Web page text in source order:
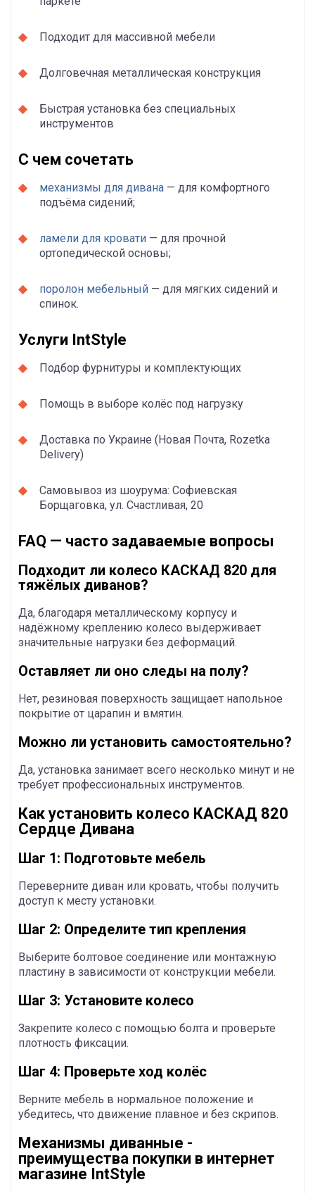
Подходит для массивной мебели
Долговечная металлическая конструкция
Быстрая установка без специальных
инструментов
С чем сочетать
механизмы для дивана — для комфортного
подъёма сидений;
ламели для кровати — для прочной
ортопедической основы;
поролон мебельный — для мягких сидений и
спинок.
Услуги IntStyle
Подбор фурнитуры и комплектующих
Помощь в выборе колёс под нагрузку
Доставка по Украине (Новая Почта, Rozetka
Delivery)
Самовывоз из шоурума: Софиевская
Борщаговка, ул. Счастливая, 20
FAQ — часто задаваемые вопросы
Подходит ли колесо КАСКАД 820 для
тяжёлых диванов?
Да, благодаря металлическому корпусу и
надёжному креплению колесо выдерживает
значительные нагрузки без деформаций.
Оставляет ли оно следы на полу?
Нет, резиновая поверхность защищает напольное
покрытие от царапин и вмятин.
Можно ли установить самостоятельно?
Да, установка занимает всего несколько минут и не
требует профессиональных инструментов.
Как установить колесо КАСКАД 820
Сердце Дивана
Шаг 1: Подготовьте мебель
Переверните диван или кровать, чтобы получить
доступ к месту установки.
Шаг 2: Определите тип крепления
Выберите болтовое соединение или монтажную
пластину в зависимости от конструкции мебели.
Шаг 3: Установите колесо
Закрепите колесо с помощью болта и проверьте
плотность фиксации.
Шаг 4: Проверьте ход колёс
Верните мебель в нормальное положение и
убедитесь, что движение плавное и без скрипов.
Механизмы диванные -
преимущества покупки в интернет
магазине IntStyle